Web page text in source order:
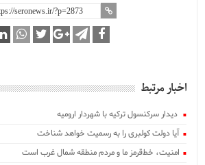
اخبار مرتبط
‍ دیدار سرکنسول ترکیه با شهردار ارومیه
آیا دولت کولبری را به رسمیت خواهد شناخت
امنیت، خط‌قرمز ما و مردم منطقه شمال غرب است